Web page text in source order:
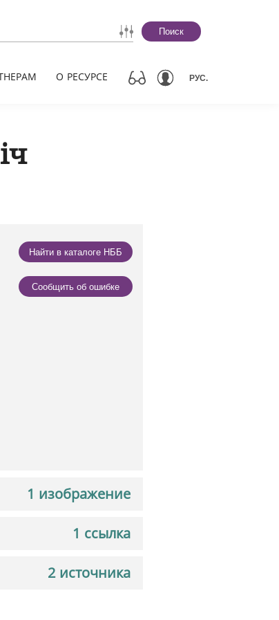
Поиск
О РЕСУРСЕ РУС.
Найти в каталоге НББ
Сообщить об ошибке
1 изображение
1 ссылка
2 источника